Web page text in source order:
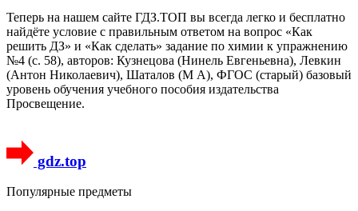
Теперь на нашем сайте ГДЗ.ТОП вы всегда легко и бесплатно
найдёте условие с правильным ответом на вопрос «Как
решить ДЗ» и «Как сделать» задание по химии к упражнению
№4 (с. 58), авторов: Кузнецова (Нинель Евгеньевна), Левкин
(Антон Николаевич), Шаталов (М А), ФГОС (старый) базовый
уровень обучения учебного пособия издательства
Просвещение.
gdz.top
Популярные предметы